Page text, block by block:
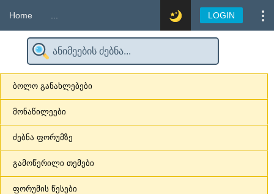
Home LOGIN
ბოლო განახლებები
მონაწილეები
ძებნა ფორუმზე
გამოწერილი თემები
ფორუმის წესები